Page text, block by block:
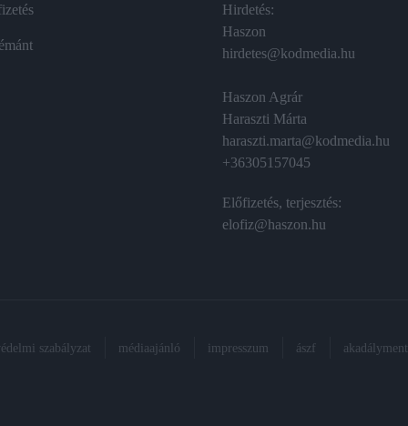
Hirdetés:
Haszon
hirdetes@kodmedia.hu
Haszon Agrár
Haraszti Márta
haraszti.marta@kodmedia.hu
+36305157045
Előfizetés, terjesztés:
elofiz@haszon.hu
szabályzat médiaajánló impresszum ászf